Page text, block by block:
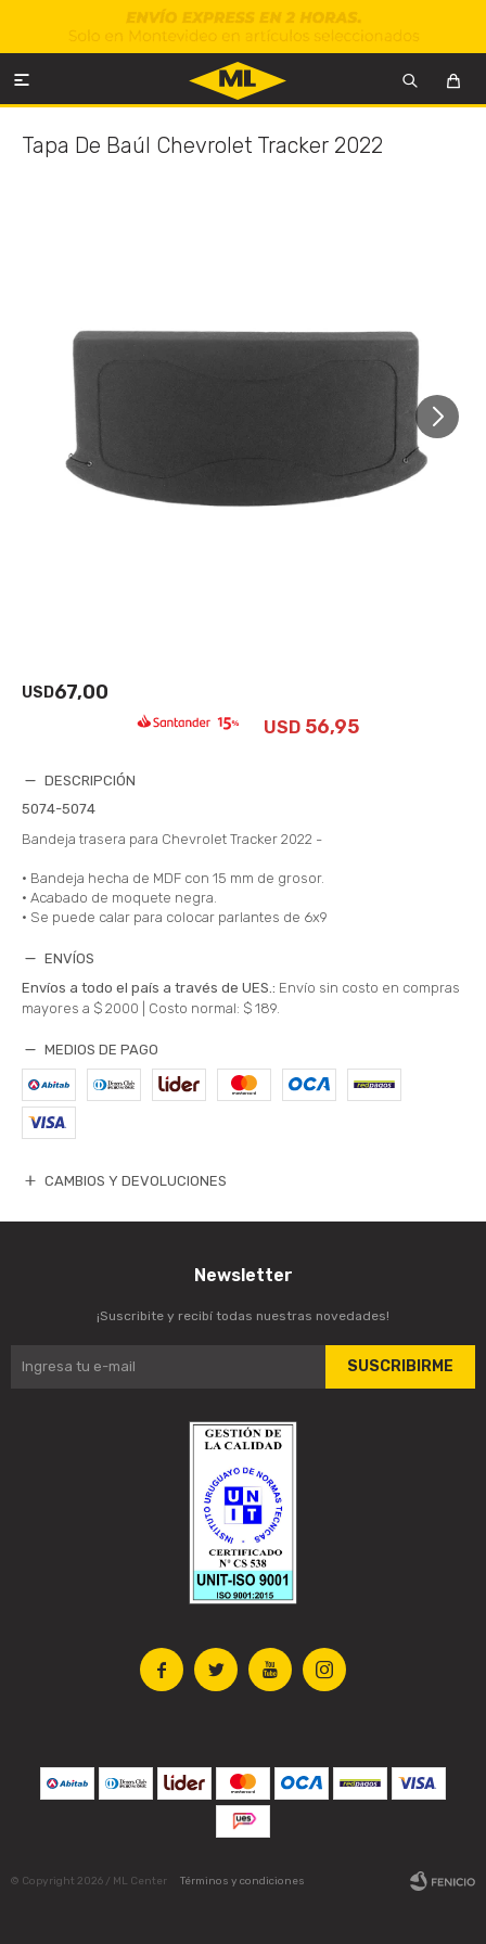

Tapa De Baúl Chevrolet Tracker 2022
USD67,00
USD 56,95
DESCRIPCIÓN
5074-5074
Bandeja trasera para Chevrolet Tracker 2022 -
• Bandeja hecha de MDF con 15 mm de grosor.
• Acabado de moquete negra.
• Se puede calar para colocar parlantes de 6x9
ENVÍOS
Envíos a todo el país a través de UES.: Envío sin costo en compras
mayores a $ 2000 | Costo normal: $ 189.
MEDIOS DE PAGO
CAMBIOS Y DEVOLUCIONES
   
Newsletter
¡Suscribite y recibí todas nuestras novedades!
SUSCRIBIRME
© Copyright 2026 / ML Center Términos y condiciones